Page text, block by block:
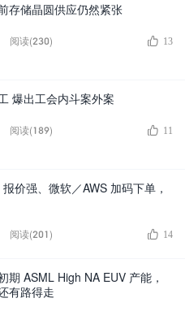
存储晶圆供应仍然紧张
阅读(230) 13
爆出工会内斗案外案
阅读(189) 11
价强、微软／AWS 加码下单，
阅读(201) 14
期 ASML High NA EUV 产能，
有路得走